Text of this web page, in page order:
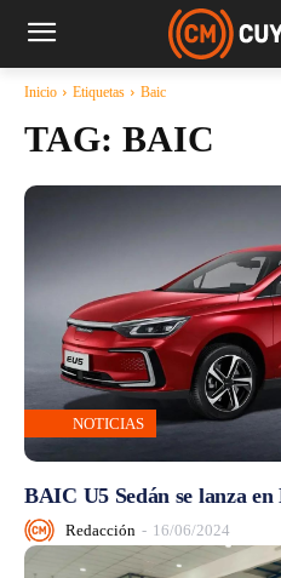
Inicio Etiquetas Baic
TAG: BAIC
NOTICIAS
BAIC U5 Sedán se lanza en
Redacción - 16/06/2024